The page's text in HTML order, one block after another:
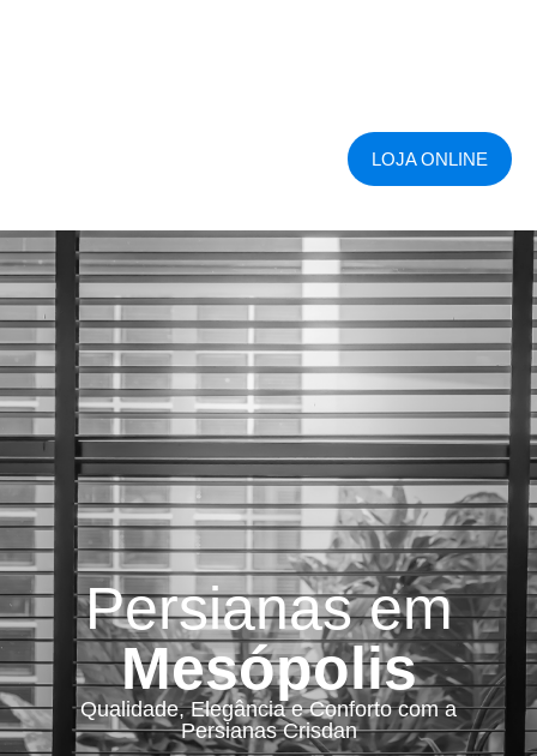
LOJA ONLINE
Persianas em
Mesópolis
Qualidade, Elegância e Conforto com a
Persianas Crisdan